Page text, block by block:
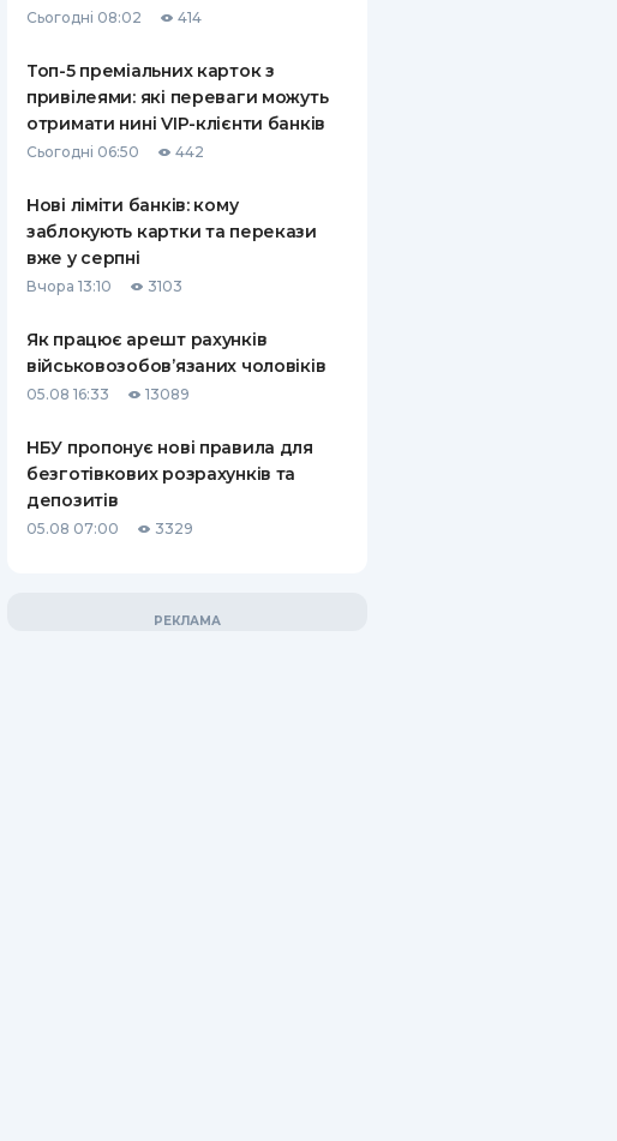
ВСІ СТРАХОВІ ПОЛІСИ
СТРАХОВІ КОМПАНІЇ
ВІДГУКИ ПРО СТРАХОВІ
КОМПАНІЇ
Сьогодні 08:02 414
Топ-5 преміальних карток з
привілеями: які переваги можуть
отримати нині VIP-клієнти банків
Сьогодні 06:50 442
Нові ліміти банків: кому
заблокують картки та перекази
вже у серпні
Вчора 13:10 3103
Як працює арешт рахунків
військовозобов’язаних чоловіків
05.08 16:33 13089
НБУ пропонує нові правила для
безготівкових розрахунків та
депозитів
05.08 07:00 3329